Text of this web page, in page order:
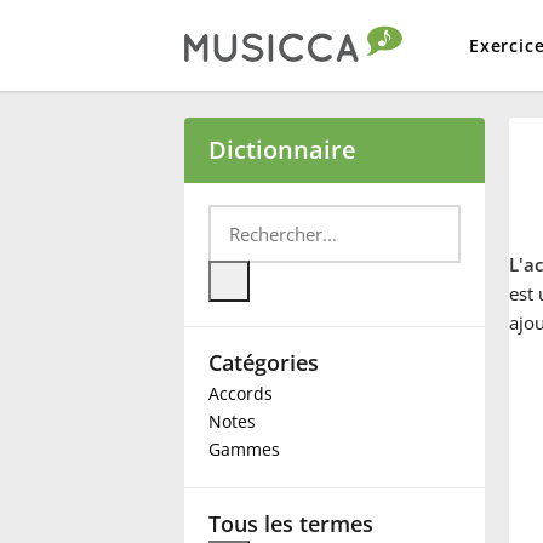
Български
Deutsch
Español
Dictionnaire
Catégories
Accords
Notes
Gammes
Tous les termes
est